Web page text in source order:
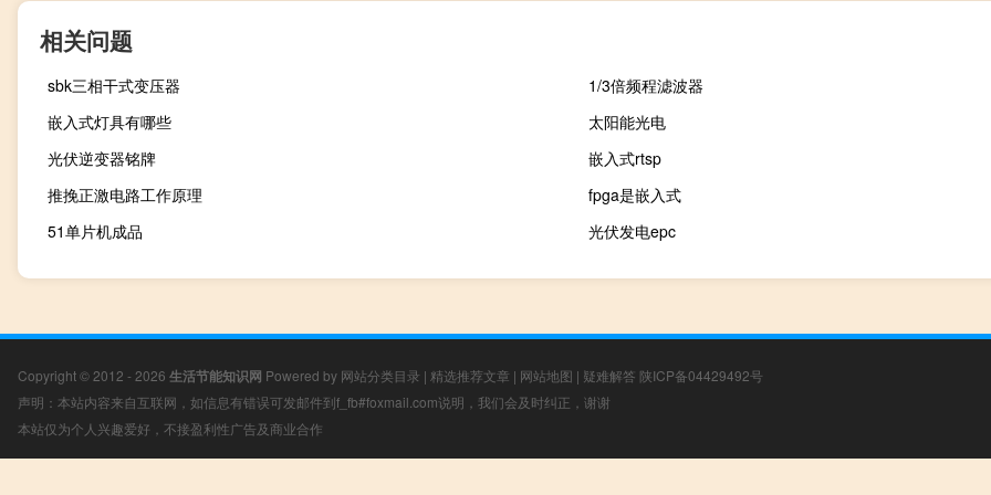
相关问题
sbk三相干式变压器
1/3倍频程滤波器
嵌入式灯具有哪些
太阳能光电
光伏逆变器铭牌
嵌入式rtsp
推挽正激电路工作原理
fpga是嵌入式
51单片机成品
光伏发电epc
Copyright © 2012 - 2026 生活节能知识网 Powered by 网站分类目录 | 精选推荐文章 | 网站地图 | 疑难解答 陕ICP备04429492号
声明：本站内容来自互联网，如信息有错误可发邮件到f_fb#foxmail.com说明，我们会及时纠正，谢谢
本站仅为个人兴趣爱好，不接盈利性广告及商业合作